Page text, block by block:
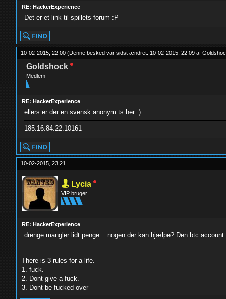
RE: HackerExperience
Det er et link til spillets forum :P
10-02-2015, 22:00(Denne besked var sidst ændret: 10-02-2015, 22:09 af
Goldshock
Medlem
RE: HackerExperience
ellers er der en svensk anonym ts her :)
185.16.84.22:10161
10-02-2015, 23:21
Lycia
VIP bruger
RE: HackerExperience
drenge mangler lidt penge... nogen der kan hjælpe? Den btc
There is 3 rules for a life.
1. fuck.
2. Dont give a fuck.
3. Dont be fucked over